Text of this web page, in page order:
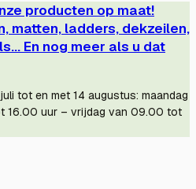
producten op maat!
matten, ladders, dekzeilen,
En nog meer als u dat
tot en met 14 augustus: maandag
16.00 uur – vrijdag van 09.00 tot